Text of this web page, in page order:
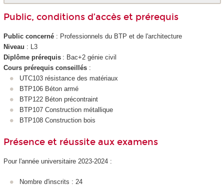
Public, conditions d’accès et prérequis
Public concerné: Professionnels du BTP et de l'architecture
Niveau : L3
Diplôme prérequis: Bac+2 génie civil
Cours prérequis conseillés:
UTC103 résistance des matériaux
BTP106 Béton armé
BTP122 Béton précontraint
BTP107 Construction métallique
BTP108 Construction bois
Présence et réussite aux examens
Pour l'année universitaire 2023-2024 :
Nombre d'inscrits : 24